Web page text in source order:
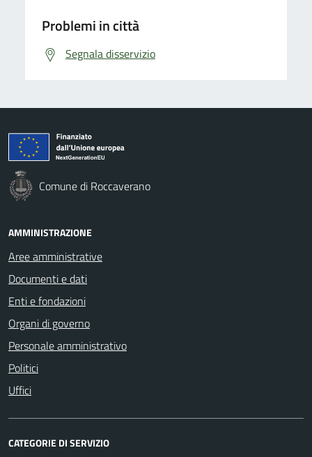
Problemi in città
Segnala disservizio
Comune di Roccaverano
AMMINISTRAZIONE
Aree amministrative
Documenti e dati
Enti e fondazioni
Organi di governo
Personale amministrativo
Politici
Uffici
CATEGORIE DI SERVIZIO